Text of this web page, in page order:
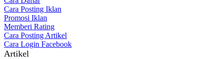
Cara Posting Iklan
Promosi Iklan
Memberi Rating
Cara Posting Artikel
Cara Login Facebook
Artikel